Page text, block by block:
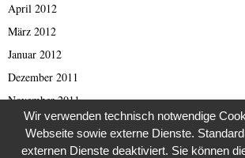
April 2012
März 2012
Januar 2012
Dezember 2011
November 2011
April 2011
März 2011
Wir verwenden technisch notwendige
Webseite sowie externe Dienste.
externen Dienste deaktiviert. Sie können